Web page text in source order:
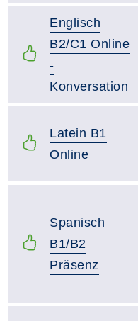
Englisch
B2/C1 Online
-
Konversation
Latein B1
Online
Spanisch
B1/B2
Präsenz